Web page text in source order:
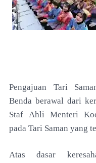
Pengajuan Tari
Benda berawal dari
Staf Ahli Menteri
pada Tari Saman yang
Atas dasar